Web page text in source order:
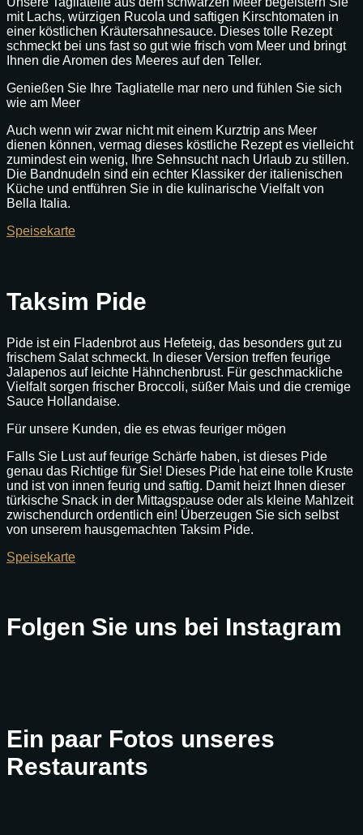
mit Lachs, würzigen Rucola und saftigen Kirschtomaten in
einer köstlichen Kräutersahnesauce. Dieses tolle Rezept
schmeckt bei uns fast so gut wie frisch vom Meer und bringt
Ihnen die Aromen des Meeres auf den Teller.
Genießen Sie Ihre Tagliatelle mar nero und fühlen Sie sich
wie am Meer
Auch wenn wir zwar nicht mit einem Kurztrip ans Meer
dienen können, vermag dieses köstliche Rezept es vielleicht
zumindest ein wenig, Ihre Sehnsucht nach Urlaub zu stillen.
Die Bandnudeln sind ein echter Klassiker der italienischen
Küche und entführen Sie in die kulinarische Vielfalt von
Bella Italia.
Speisekarte
Taksim Pide
Pide ist ein Fladenbrot aus Hefeteig, das besonders gut zu
frischem Salat schmeckt. In dieser Version treffen feurige
Jalapenos auf leichte Hähnchenbrust. Für geschmackliche
Vielfalt sorgen frischer Broccoli, süßer Mais und die cremige
Sauce Hollandaise.
Für unsere Kunden, die es etwas feuriger mögen
Falls Sie Lust auf feurige Schärfe haben, ist dieses Pide
genau das Richtige für Sie! Dieses Pide hat eine tolle Kruste
und ist von innen feurig und saftig. Damit heizt Ihnen dieser
türkische Snack in der Mittagspause oder als kleine Mahlzeit
zwischendurch ordentlich ein! Überzeugen Sie sich selbst
von unserem hausgemachten Taksim Pide.
Speisekarte
Folgen Sie uns bei Instagram
Ein paar Fotos unseres
Restaurants